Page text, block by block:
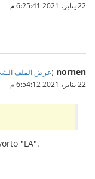
22 يناير، 2021 6:25:41 م
nornen
(عرض الملف
22 يناير، 2021 6:54:12 م
"LA".